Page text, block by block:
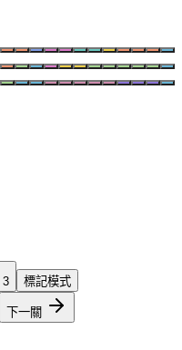
3 標記模式
下一關